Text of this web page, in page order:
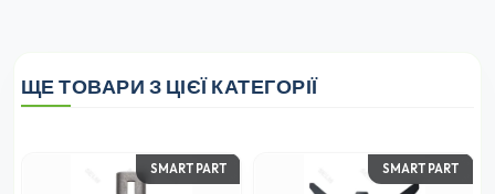
ЩЕ ТОВАРИ З ЦІЄЇ КАТЕГОРІЇ
SMART PART SMART PART